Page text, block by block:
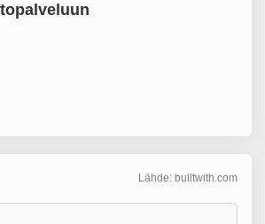
Lähde: builtwith.com